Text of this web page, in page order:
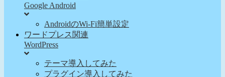
Google Android
AndroidのWi-Fi簡単設定
ワードプレス関連
WordPress
テーマ導入してみた
プラグイン導入してみた